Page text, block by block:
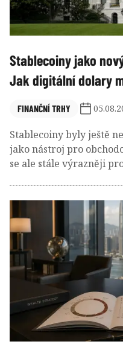
Stablecoiny jako
Jak digitální dolary
FINANČNÍ TRHY
Stablecoiny byly ještě
jako nástroj pro
se ale stále výrazněji
amerických státních
Bills. Z
skupina investorů do